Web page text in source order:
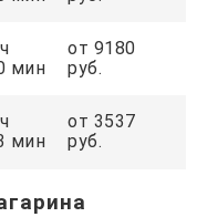
мин
от 9180
руб.
мин
от 3537
руб.